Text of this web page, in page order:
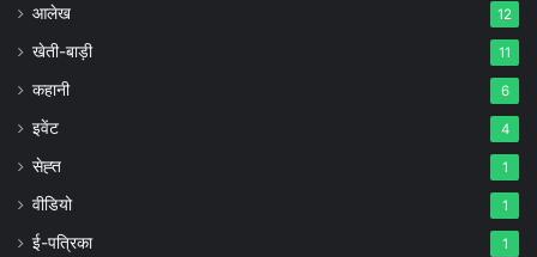
आलेख 12
खेती-बाड़ी 11
कहानी 6
इवेंट 4
सेह्त 1
वीडियो 1
ई-पत्रिका 1